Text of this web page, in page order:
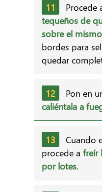
Procede
tequeños de
sobre el mismo
bordes para
quedar
Pon en
caliéntala a
Cuando
procede a freír
por lotes.